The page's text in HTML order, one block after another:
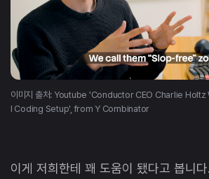
이미지 출처: Youtube 'Conductor CEO Charlie
I Coding Setup', from Y Combinator
이게 저희한테 꽤 도움이 됐다고 봅니